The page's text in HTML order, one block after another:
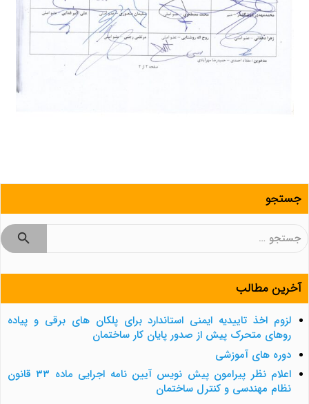
جستجو
جستجو
آخرین مطالب
لزوم اخذ تاییدیه ایمنی استاندارد برای پلکان های برقی و پیاده
روهای متحرک پیش از صدور پایان کار ساختمان
دوره های آموزشی
اعلام نظر پیرامون پیش نویس آیین نامه اجرایی ماده ۳۳ قانون
نظام مهندسی و کنترل ساختمان